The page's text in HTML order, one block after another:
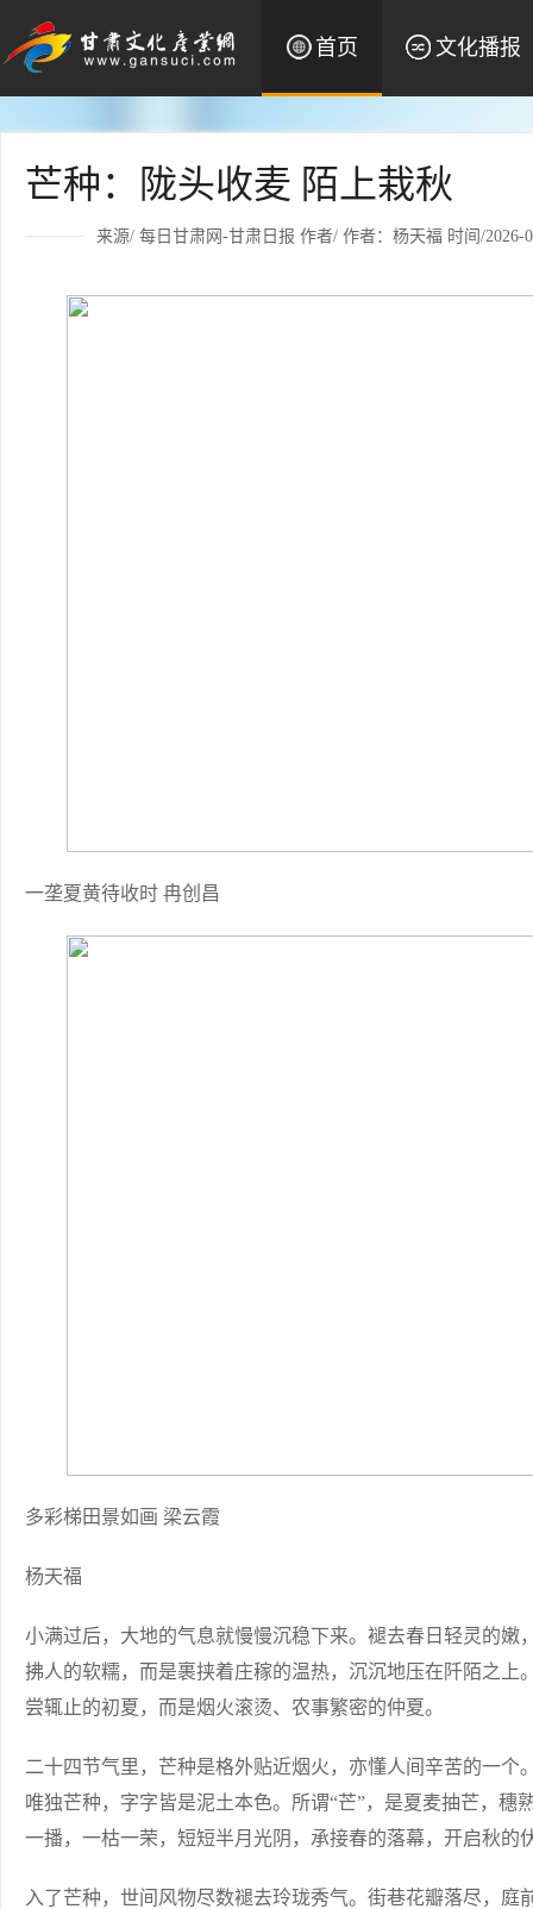
首页 文化播报
芒种：陇头收麦 陌上栽秋
来源/ 每日甘肃网-甘肃日报 作者/ 作者：杨天福 时间/2026-
一垄夏黄待收时 冉创昌
多彩梯田景如画 梁云霞
杨天福
小满过后，大地的气息就慢慢沉稳下来。褪去春日轻灵的
拂人的软糯，而是裹挟着庄稼的温热，沉沉地压在阡陌之
尝辄止的初夏，而是烟火滚烫、农事繁密的仲夏。
二十四节气里，芒种是格外贴近烟火，亦懂人间辛苦的一
唯独芒种，字字皆是泥土本色。所谓“芒”，是夏麦抽芒，穗
一播，一枯一荣，短短半月光阴，承接春的落幕，开启秋
入了芒种，世间风物尽数褪去玲珑秀气。街巷花瓣落尽，